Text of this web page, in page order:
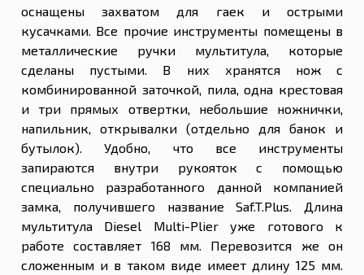
оснащены захватом для гаек и острыми
кусачками. Все прочие инструменты помещены в
металлические ручки мультитула, которые
сделаны пустыми. В них хранятся нож с
комбинированной заточкой, пила, одна крестовая
и три прямых отвертки, небольшие ножнички,
напильник, открывалки (отдельно для банок и
бутылок). Удобно, что все инструменты
запираются внутри рукояток с помощью
специально разработанного данной компанией
замка, получившего название Saf.T.Plus. Длина
мультитула Diesel Multi-Plier уже готового к
работе составляет 168 мм. Перевозится же он
сложенным и в таком виде имеет длину 125 мм.